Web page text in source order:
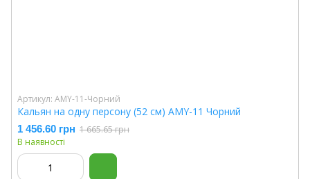
Артикул: AMY-11-Чорний
Кальян на одну персону (52 см) AMY-11 Чорний
1 456.60 грн 1 665.65 грн
В наявності